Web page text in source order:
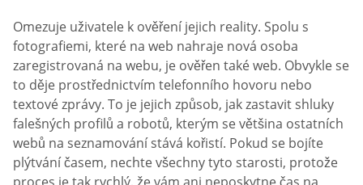
Omezuje uživatele k ověření jejich reality. Spolu s
fotografiemi, které na web nahraje nová osoba
zaregistrovaná na webu, je ověřen také web. Obvykle se
to děje prostřednictvím telefonního hovoru nebo
textové zprávy. To je jejich způsob, jak zastavit shluky
falešných profilů a robotů, kterým se většina ostatních
webů na seznamování stává kořistí. Pokud se bojíte
plýtvání časem, nechte všechny tyto starosti, protože